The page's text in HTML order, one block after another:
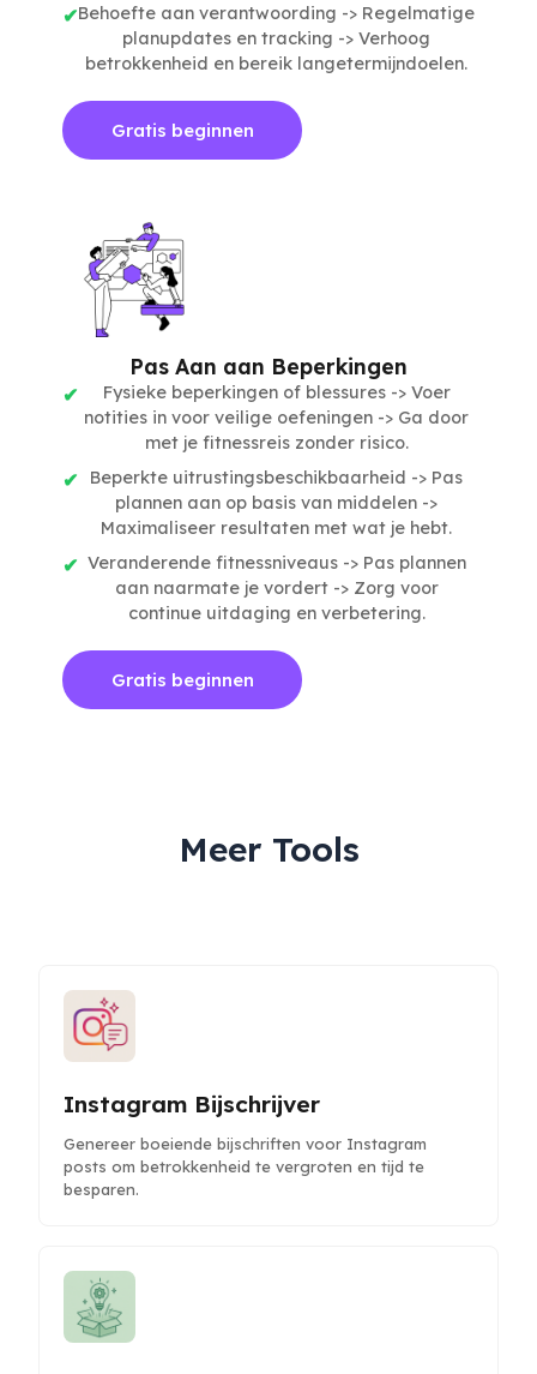
Behoefte aan verantwoording -> Regelmatige
planupdates en tracking -> Verhoog
betrokkenheid en bereik langetermijndoelen.
Gratis beginnen
Pas Aan aan Beperkingen
Fysieke beperkingen of blessures -> Voer
notities in voor veilige oefeningen -> Ga door
met je fitnessreis zonder risico.
Beperkte uitrustingsbeschikbaarheid -> Pas
plannen aan op basis van middelen ->
Maximaliseer resultaten met wat je hebt.
Veranderende fitnessniveaus -> Pas plannen
aan naarmate je vordert -> Zorg voor
continue uitdaging en verbetering.
Gratis beginnen
Meer Tools
Instagram Bijschrijver
Genereer boeiende bijschriften voor Instagram
posts om betrokkenheid te vergroten en tijd te
besparen.